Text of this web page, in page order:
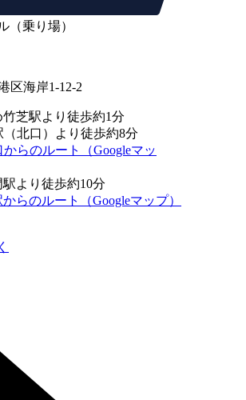
（乗り場）
区海岸1-12-2
竹芝駅より徒歩約1分
（北口）より徒歩約8分
らのルート（Googleマッ
駅より徒歩約10分
らのルート（Googleマップ）